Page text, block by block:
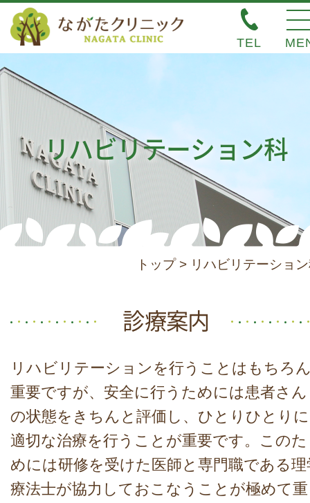
お知らせ
整形外科
皮膚科
リハビリテーション科
スタッフ紹介
TEL
リハビリテーション科
トップ> リハビリテーショ
診療案内
リハビリテーションを行うことはもちろ
重要ですが、安全に行うためには患者さん
の状態をきちんと評価し、ひとりひとりに
適切な治療を行うことが重要です。このた
めには研修を受けた医師と専門職である理
療法士が協力しておこなうことが極めて重